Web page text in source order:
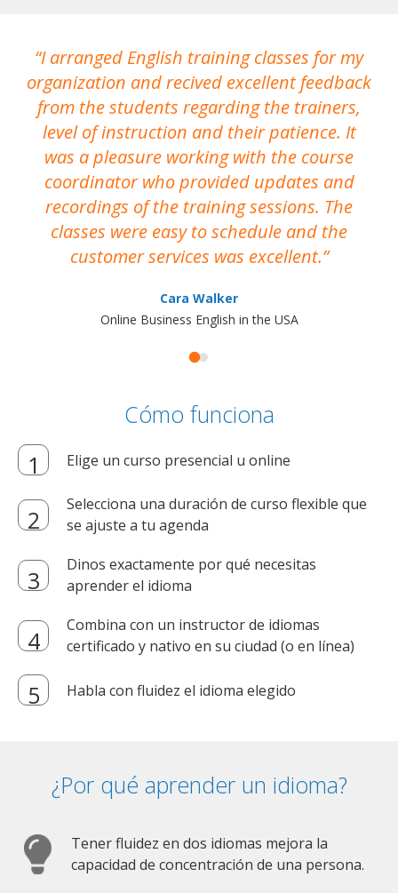
I arranged English training classes for my
organization and recived excellent feedback
from the students regarding the trainers,
level of instruction and their patience. It
was a pleasure working with the course
coordinator who provided updates and
recordings of the training sessions. The
classes were easy to schedule and the
customer services was excellent.
Cara Walker
Online Business English in the USA
Cómo funciona
Elige un curso presencial u online
Selecciona una duración de curso flexible que
se ajuste a tu agenda
Dinos exactamente por qué necesitas
aprender el idioma
Combina con un instructor de idiomas
certificado y nativo en su ciudad (o en línea)
Habla con fluidez el idioma elegido
¿Por qué aprender un idioma?
Tener fluidez en dos idiomas mejora la
capacidad de concentración de una persona.